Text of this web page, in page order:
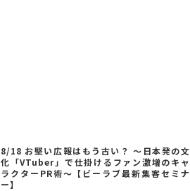
8/18 お堅い広報はもう古い？ ～日本発の文
化「VTuber」で仕掛けるファン激増のキャ
ラクターPR術～【ビーラブ最新集客セミナ
ー】